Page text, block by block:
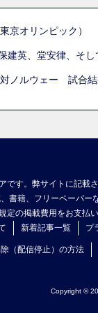
オリンピック）
建英、堂安律、そ
ルウェー 試合結
です。弊サイトに記
書籍、フリーペーパ
の掲載費用をお支払
新着記事一覧 プ
（配信停止）の方法
Copyright ©